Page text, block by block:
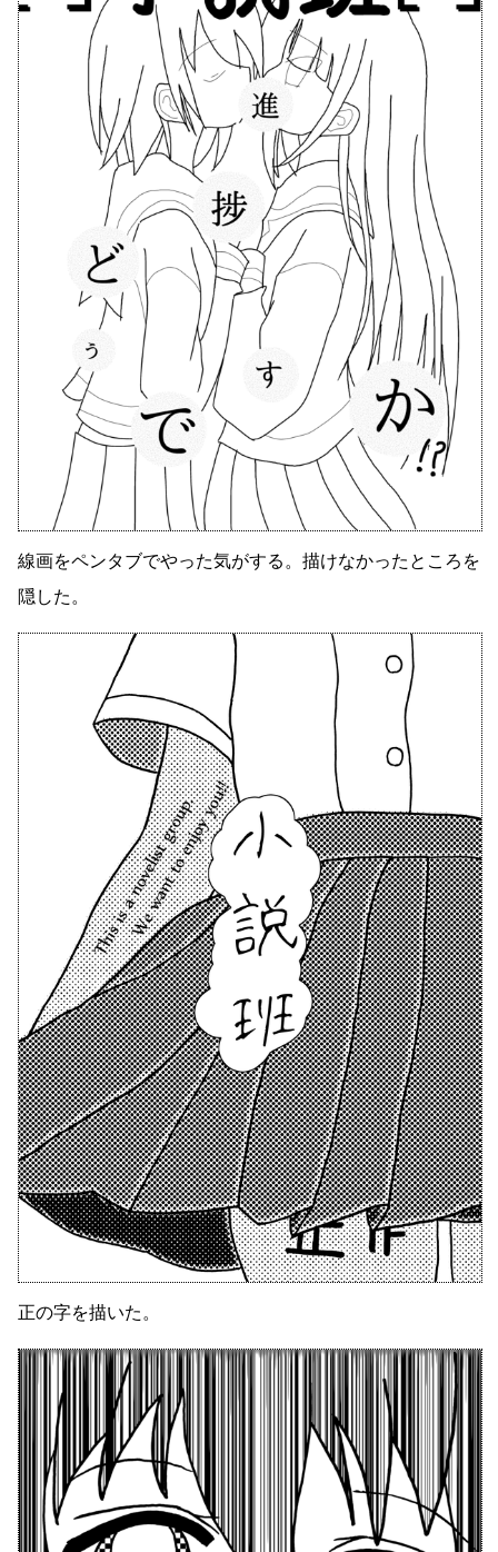
線画をペンタブでやった気がする。描けなかったところを
隠した。
正の字を描いた。